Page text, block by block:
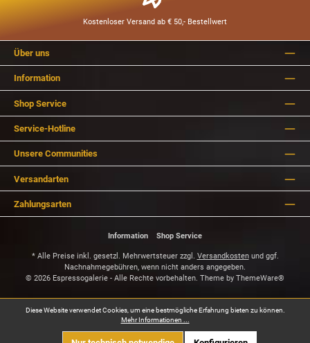
Kostenloser Versand ab € 50,- Bestellwert
Über uns
Information
Shop Service
Service-Hotline
Unsere Communities
Versandarten
Zahlungsarten
Information Shop Service
* Alle Preise inkl. gesetzl. Mehrwertsteuer zzgl. Versandkostenund ggf.
Nachnahmegebühren, wenn nicht anders angegeben.
© 2026 Espressogalerie - Alle Rechte vorbehalten. Theme by ThemeWare®
Diese Website verwendet Cookies, um eine bestmögliche Erfahrung bieten zu können.
Mehr Informationen ...